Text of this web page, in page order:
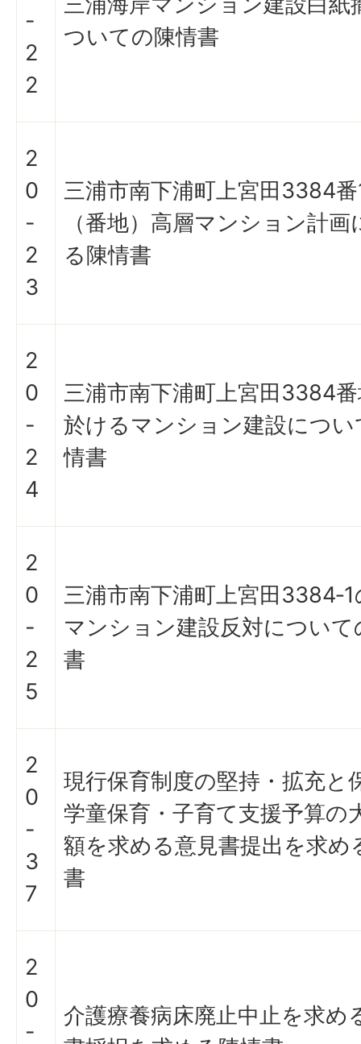
-
2
2
ついての陳情書
2
0
-
2
3
三浦市南下浦町上宮田3384
（番地）高層マンション計画
る陳情書
2
0
-
2
4
三浦市南下浦町上宮田3384
於けるマンション建設につい
情書
2
0
-
2
5
三浦市南下浦町上宮田
マンション建設反対について
書
2
0
-
3
7
現行保育制度の堅持・拡充と
学童保育・子育て支援予算の
額を求める意見書提出を求め
書
2
0
-
介護療養病床廃止中止を求め